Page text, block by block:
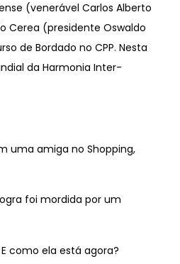
(venerável Carlos Alberto
Cerea (presidente Oswaldo
de Bordado no CPP. Nesta
da Harmonia Inter-
uma amiga no Shopping,
foi mordida por um
como ela está agora?